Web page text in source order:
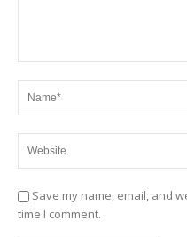
Save my name, email, and
time I comment.